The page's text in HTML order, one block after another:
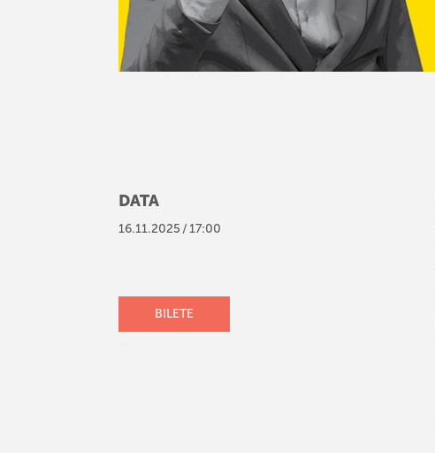
DATA
16.11.2025 /17:00
BILETE